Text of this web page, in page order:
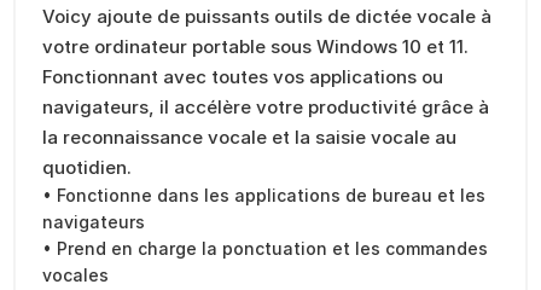
Voicy ajoute de puissants outils de dictée vocale à
votre ordinateur portable sous Windows 10 et 11.
Fonctionnant avec toutes vos applications ou
navigateurs, il accélère votre productivité grâce à
la reconnaissance vocale et la saisie vocale au
quotidien.
• Fonctionne dans les applications de bureau et les
navigateurs
• Prend en charge la ponctuation et les commandes
vocales